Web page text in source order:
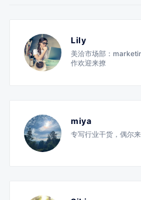
Lily
美洽市场部：
作欢迎来撩
miya
专写行业干货，偶尔